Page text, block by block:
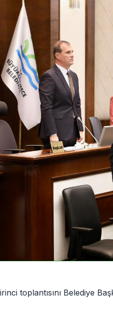
toplantısını Belediye